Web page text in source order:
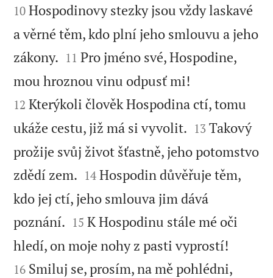
10 Hospodinovy stezky jsou vždy laskavé
a věrné těm, kdo plní jeho smlouvu a jeho
zákony. 

11 Pro jméno své, Hospodine,
mou hroznou vinu odpusť mi!
12 Kterýkoli člověk Hospodina ctí, tomu
ukáže cestu, již má si vyvolit. 

13 Takový
prožije svůj život šťastně, jeho potomstvo
zdědí zem. 

14 Hospodin důvěřuje těm,
kdo jej ctí, jeho smlouva jim dává
poznání. 

15 K Hospodinu stále mé oči
hledí, on moje nohy z pasti vyprostí!
16 Smiluj se, prosím, na mě pohlédni,